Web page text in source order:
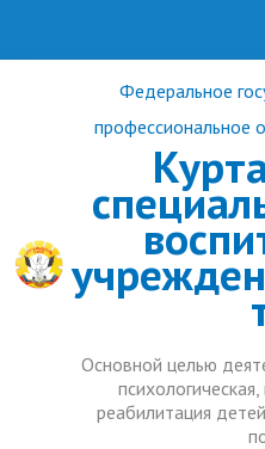
Федеральное
профессиональное
Основной целью
реабилитация